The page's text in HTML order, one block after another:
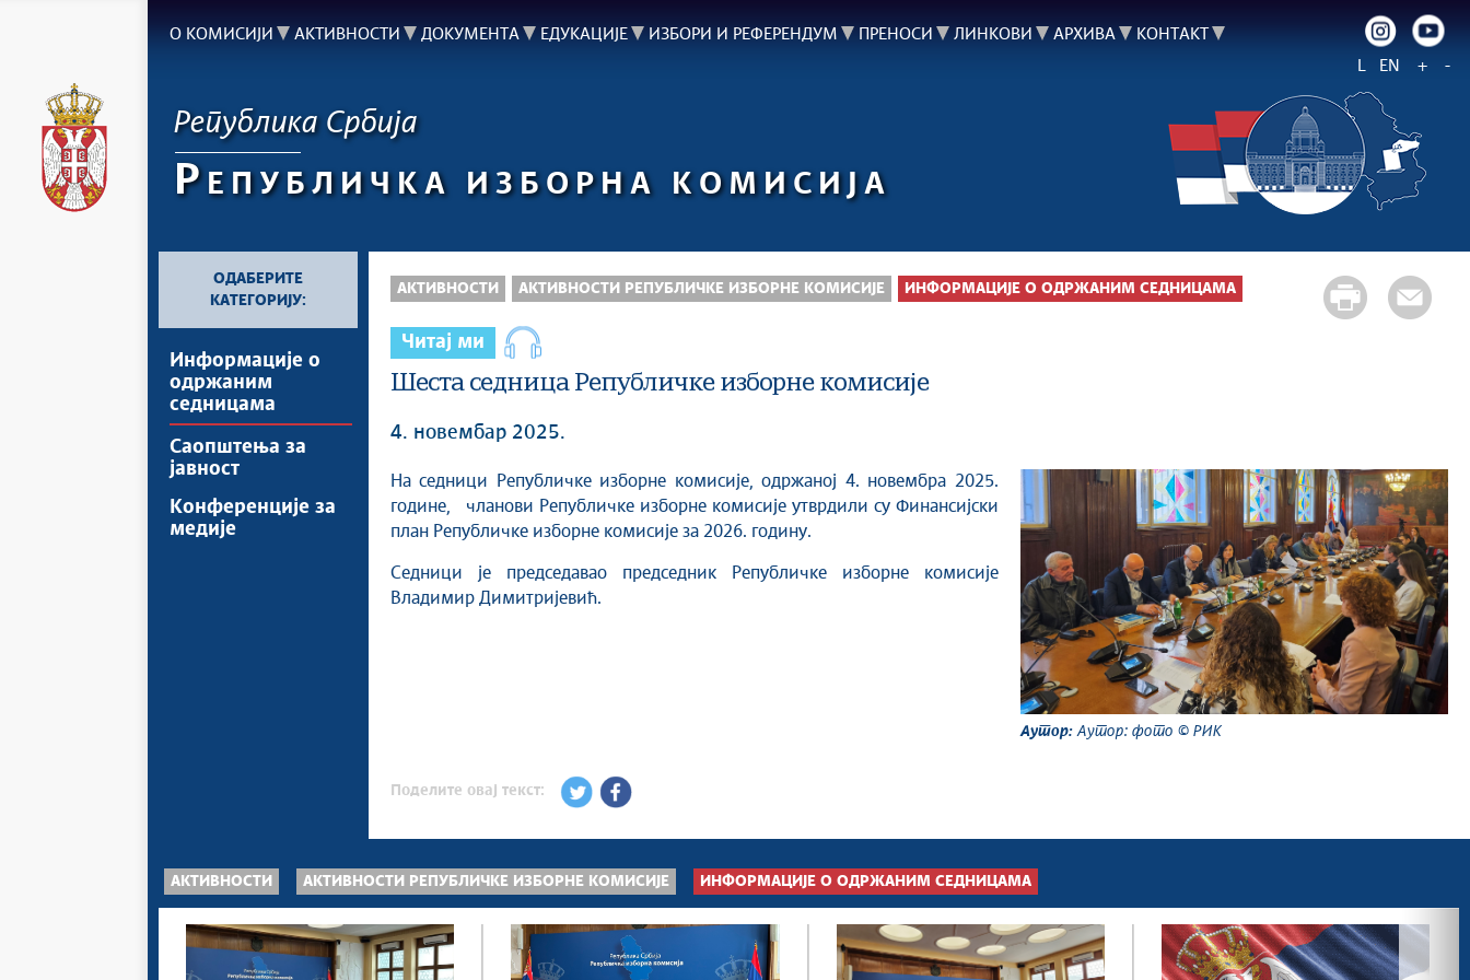
О КОМИСИЈИ АКТИВНОСТИ ДОКУМЕНТА ЕДУКАЦИЈЕ ИЗБОРИ И РЕФЕРЕНДУМ ПРЕНОСИ ЛИНКОВИ АРХИВА
КОНТАКТ
L
EN + -
Република Србија
Р ЕПУБЛИЧКА ИЗБОРНА КОМИСИЈА
ОДАБЕРИТЕ
КАТЕГОРИЈУ:
Информације о
одржаним
седницама
Саопштења за
јавност
Конференције за
медије
АКТИВНОСТИ АКТИВНОСТИ РЕПУБЛИЧКЕ ИЗБОРНЕ КОМИСИЈЕ ИНФОРМАЦИЈЕ О ОДРЖАНИМ СЕДНИЦАМА
Читај ми
Шеста седница Републичке изборне комисије
4. новембар 2025.
На седници Републичке изборне комисије, одржаној 4. новембра 2025.
године, чланови Републичке изборне комисије утврдили су Финансијски
план Републичке изборне комисије за 2026. годину.
Седници је председавао председник Републичке изборне комисије
Владимир Димитријевић.
Аутор: Аутор: фото © РИК
Поделите овај текст:
АКТИВНОСТИ АКТИВНОСТИ РЕПУБЛИЧКЕ ИЗБОРНЕ КОМИСИЈЕ ИНФОРМАЦИЈЕ О ОДРЖАНИМ СЕДНИЦАМА